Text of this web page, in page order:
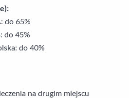
do 65%
do 45%
do 40%
na drugim miejscu